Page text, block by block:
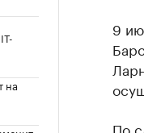
на
9
По